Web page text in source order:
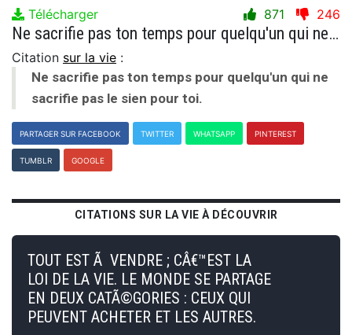
Télécharger 871 246
Ne sacrifie pas ton temps pour quelqu'un qui ne sacrifie pas le sien pour toi.
Citation sur la vie :
Ne sacrifie pas ton temps pour quelqu'un qui ne
sacrifie pas le sien pour toi.
PARTAGER SUR FACEBOOK TWITTER WHATSAPP PINTEREST
TUMBLR GOOGLE
CITATIONS SUR LA VIE À DÉCOUVRIR
TOUT EST Ã VENDRE ; CÂ€™EST LA
LOI DE LA VIE. LE MONDE SE PARTAGE
EN DEUX CATÃ©GORIES : CEUX QUI
PEUVENT ACHETER ET LES AUTRES.